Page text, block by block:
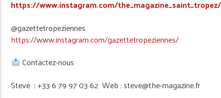
https://www.instagram.com/the_magazine_saint_tropez/
@gazettetropeziennes
https://www.instagram.com/gazettetropeziennes/
Contactez-nous
Steve : +33 6 79 97 03 62 Web : steve@the-magazine.fr